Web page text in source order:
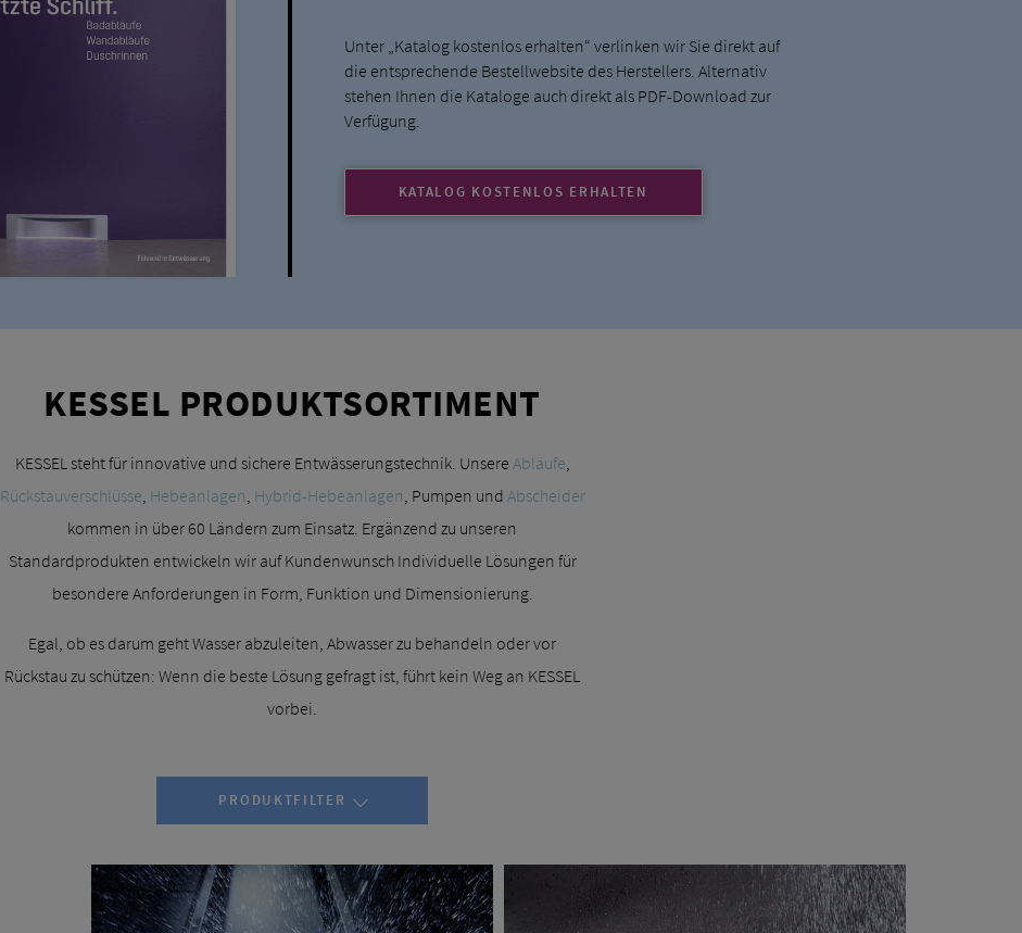
Unter „Katalog kostenlos erhalten“ verlinken wir Sie direkt auf
die entsprechende Bestellwebsite des Herstellers. Alternativ
stehen Ihnen die Kataloge auch direkt als PDF-Download zur
Verfügung.
KATALOG KOSTENLOS ERHALTEN
KESSEL PRODUKTSORTIMENT
KESSEL steht für innovative und sichere Entwässerungstechnik. Unsere Abläufe
Rückstauverschlüsse Hebeanlagen Hybrid-Hebeanlagen , Pumpen und Abscheider
kommen in über 60 Ländern zum Einsatz. Ergänzend zu unseren
Standardprodukten entwickeln wir auf Kundenwunsch Individuelle Lösungen für
besondere Anforderungen in Form, Funktion und Dimensionierung.
Egal, ob es darum geht Wasser abzuleiten, Abwasser zu behandeln oder vor
Rückstau zu schützen: Wenn die beste Lösung gefragt ist, führt kein Weg an KESSEL
vorbei.
PRODUKTFILTER